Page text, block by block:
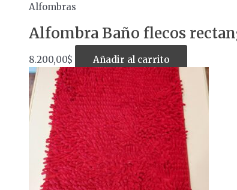
Alfombras
Alfombra Baño flecos
8.200,00$ Añadir al carrito